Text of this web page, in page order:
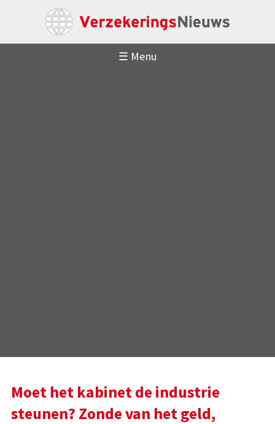
☰ Menu
Moet het kabinet de industrie
steunen? Zonde van het geld,